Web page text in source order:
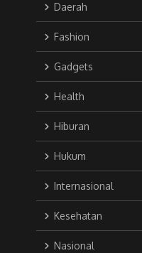
Daerah
Fashion
Gadgets
Health
Hiburan
Hukum
Internasional
Kesehatan
Nasional